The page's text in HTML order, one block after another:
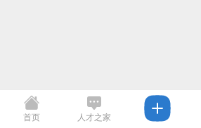
首页 人才之家